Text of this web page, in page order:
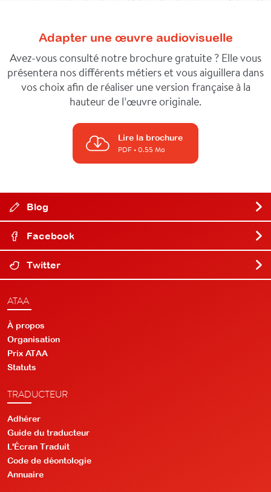
Adapter une œuvre audiovisuelle
Avez-vous consulté notre brochure gratuite ? Elle vous
présentera nos différents métiers et vous aiguillera dans
vos choix afin de réaliser une version française à la
hauteur de l’œuvre originale.
Lire la brochure
PDF• 0.55 Mo
Blog
Facebook
Twitter
ATAA
À propos
Organisation
Prix ATAA
Statuts
TRADUCTEUR
Adhérer
Guide du traducteur
L'Écran Traduit
Code de déontologie
Annuaire